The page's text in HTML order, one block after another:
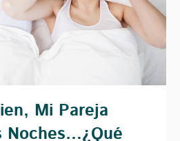
Mi Pareja
Noches…¿Qué